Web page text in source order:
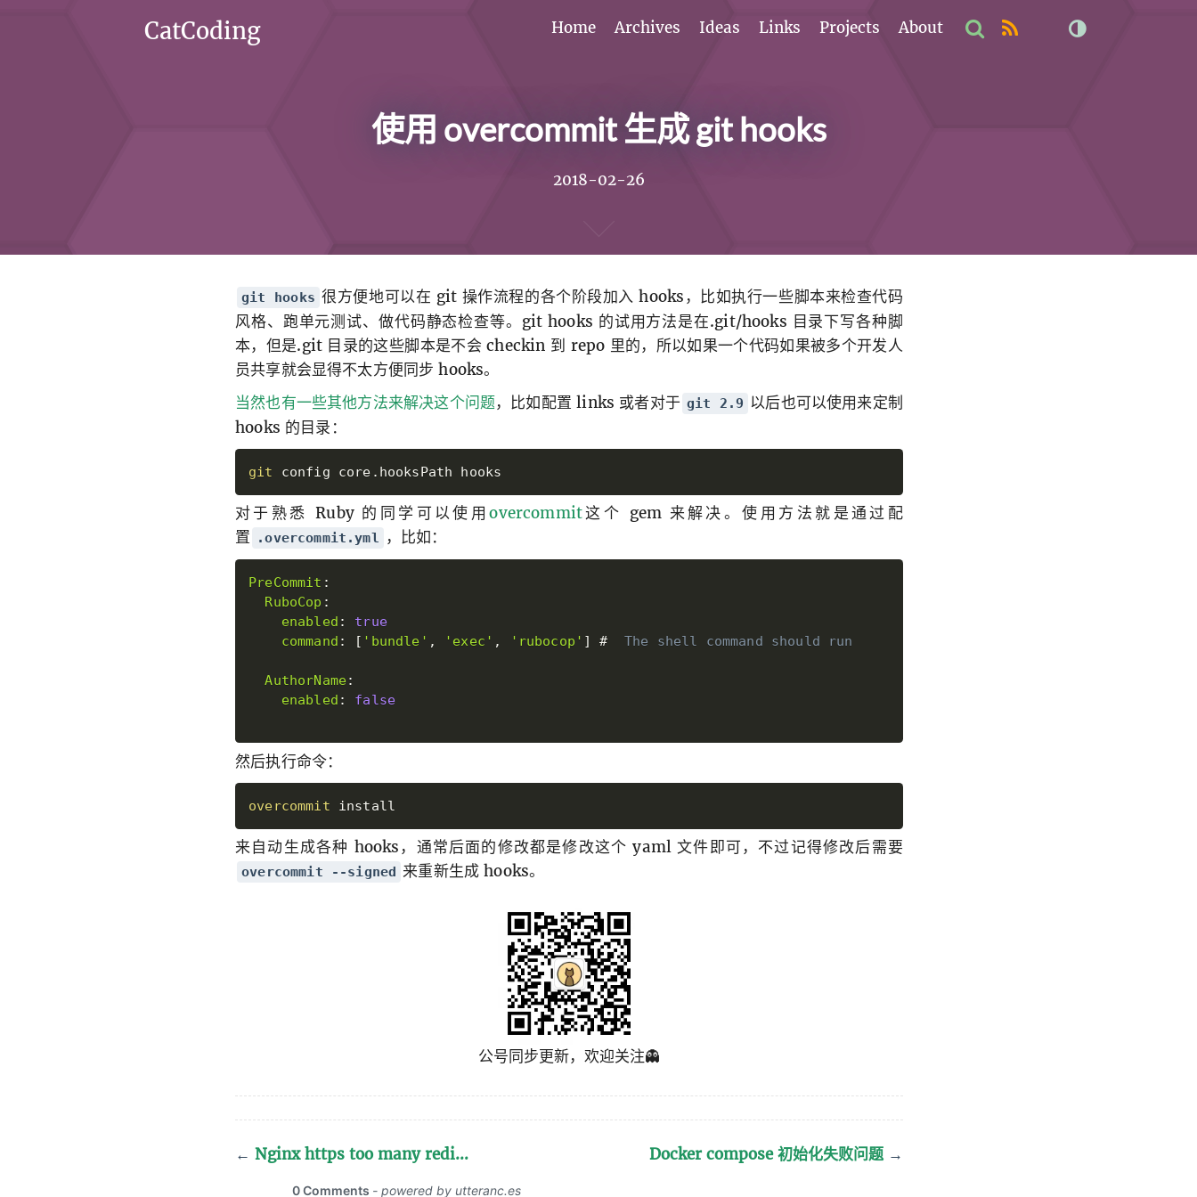
CatCoding Home Archives Ideas Links Projects About
使用 overcommit 生成 git hooks
2018-02-26
git hooks 很方便地可以在 git 操作流程的各个阶段加入 hooks，比如执行一些脚本来检查代码
风格、跑单元测试、做代码静态检查等。git hooks 的试用方法是在.git/hooks 目录下写各种脚
本，但是.git 目录的这些脚本是不会 checkin 到 repo 里的，所以如果一个代码如果被多个开发人
员共享就会显得不太方便同步 hooks。
当然也有一些其他方法来解决这个问题，比如配置 links 或者对于 git 2.9 以后也可以使用来定制
hooks 的目录：
git config core.hooksPath hooks
对于熟悉 Ruby 的同学可以使用overcommit这个 gem 来解决。使用方法就是通过配
置
.overcommit.yml ，比如：
PreCommit :
RuboCop :
enabled :
true
command : [ ' bundle ' , ' exec ' , ' rubocop ' ] #
AuthorName:
enabled : false
然后执行命令：
overcommit install
来自动生成各种 hooks，通常后面的修改都是修改这个 yaml 文件即可，不过记得修改后需要
overcommit --signed 来重新生成 hooks。
公号同步更新，欢迎关注👻
← Nginx https too many redi… Docker compose 初始化失败问题 →